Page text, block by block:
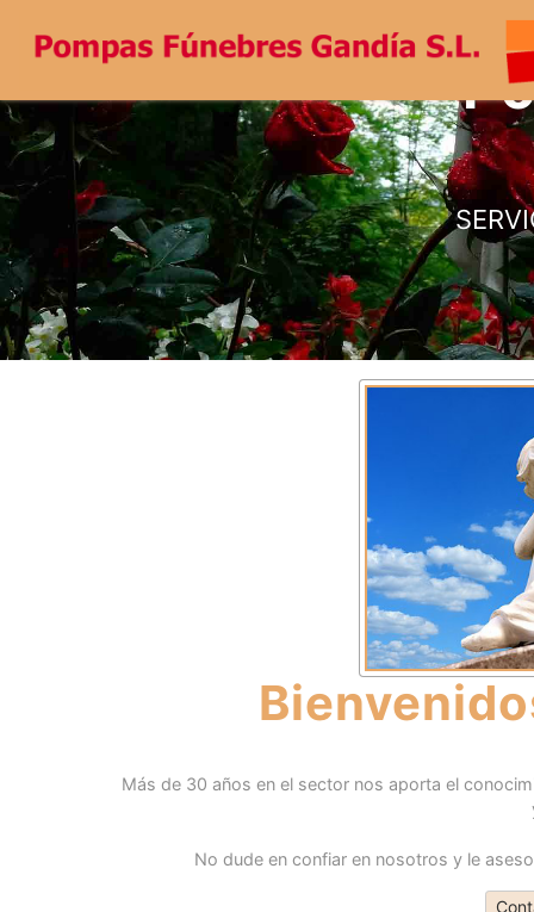
Más de 30 años en el sector nos aporta el
No dude en confiar en nosotros y le